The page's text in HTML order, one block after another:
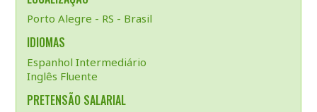
Porto Alegre - RS - Brasil
IDIOMAS
Espanhol Intermediário
Inglês Fluente
PRETENSÃO SALARIAL